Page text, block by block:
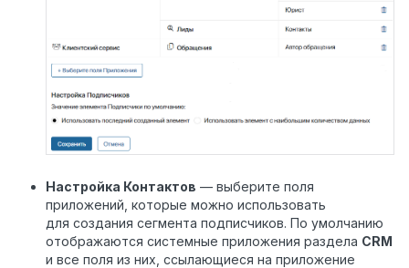
Настройка Контактов — выберите поля
приложений, которые можно использовать
для создания сегмента подписчиков. По умолчанию
отображаются системные приложения раздела CRM
и все поля из них, ссылающиеся на приложение